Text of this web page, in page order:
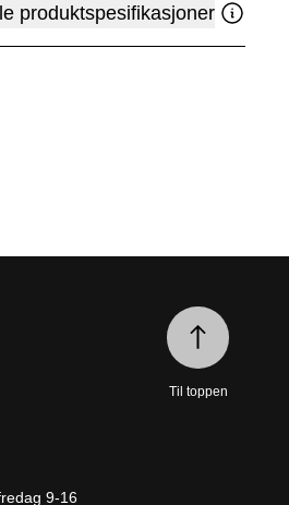
produktspesifikasjoner
9-16
Til toppen